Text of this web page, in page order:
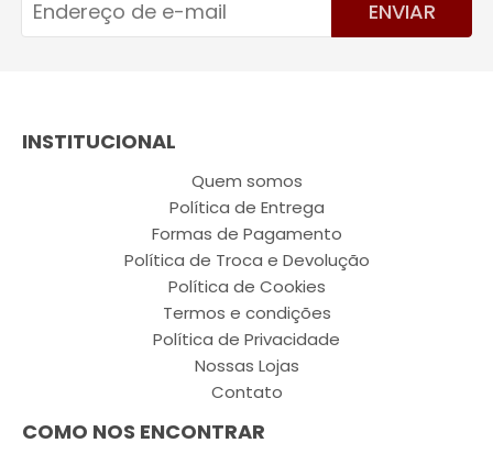
ENVIAR
INSTITUCIONAL
Quem somos
Política de Entrega
Formas de Pagamento
Política de Troca e Devolução
Política de Cookies
Termos e condições
Política de Privacidade
Nossas Lojas
Contato
COMO NOS ENCONTRAR